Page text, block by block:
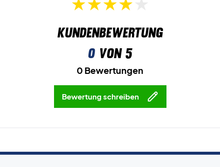
Kundenbewertung
0von 5
0 Bewertungen
Bewertung schreiben